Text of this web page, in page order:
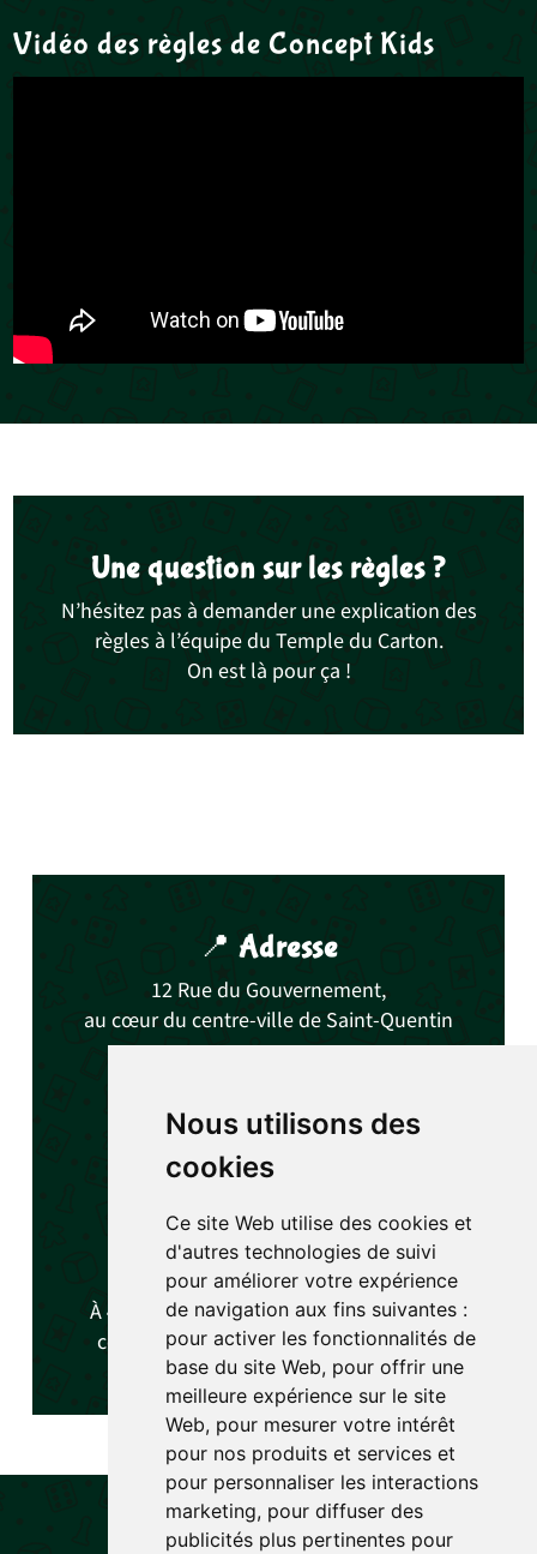
Nous utilisons des
cookies
Ce site Web utilise des cookies et
d'autres technologies de suivi
pour améliorer votre expérience
de navigation aux fins suivantes :
pour activer les fonctionnalités de
base du site Web, pour offrir une
meilleure expérience sur le site
Web, pour mesurer votre intérêt
pour nos produits et services et
pour personnaliser les interactions
marketing, pour diffuser des
publicités plus pertinentes pour
Vidéo des règles de Concept Kids
Une question sur les règles ?
N’hésitez pas à demander une explication des
règles à l’équipe du Temple du Carton.
On est là pour ça !
📍 Adresse
12 Rue du Gouvernement,
au cœur du centre-ville de Saint-Quentin
🕓Horaires:
Mercredi, Samedi et Dimanche
14h à 19h(Sauf événements)
🗺️Accès
À4 minutes à pieddes arrêts de bus du
centre-ville et duparking de La Poste.